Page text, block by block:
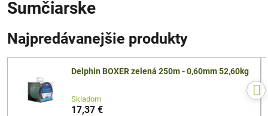
Sumčiarske
Najpredávanejšie produkty
Delphin BOXER zelená 250m - 0,60mm 52,60kg
Skladom
17,37 €